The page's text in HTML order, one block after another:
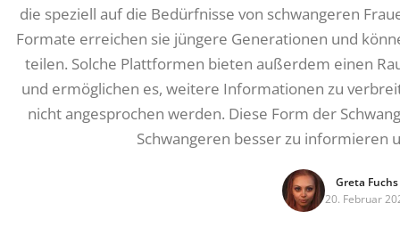
die speziell auf die Bedürfnisse von schwangeren
Formate erreichen sie jüngere Generationen und
teilen. Solche Plattformen bieten außerdem einen
und ermöglichen es, weitere Informationen zu
nicht angesprochen werden. Diese Form der
Schwangeren besser zu informieren
Greta Fuchs
20. Februar